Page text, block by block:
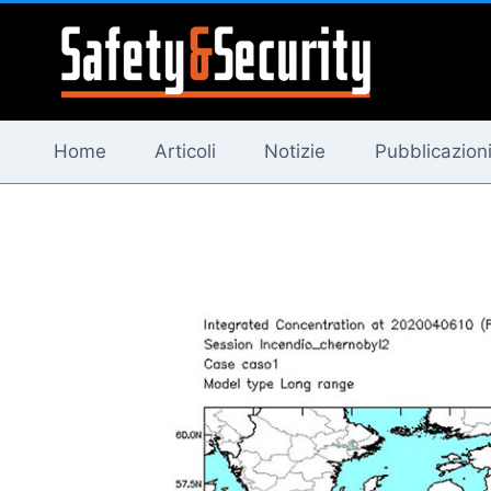
contenuto
Home Articoli Notizie Pubblicazioni